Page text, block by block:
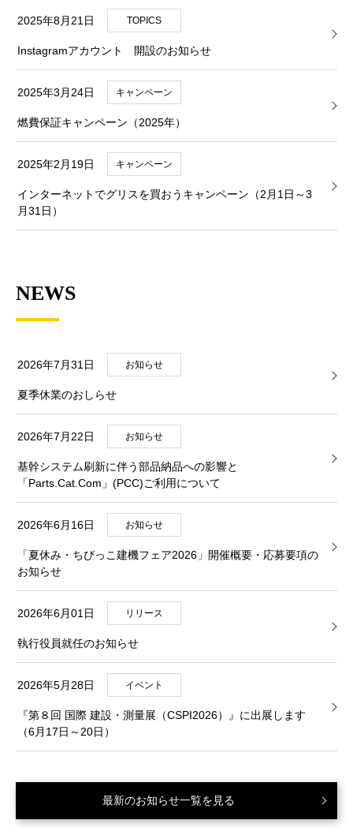
2025年8月21日 TOPICS
Instagramアカウント 開設のお知らせ
2025年3月24日 キャンペーン
燃費保証キャンペーン（2025年）
2025年2月19日 キャンペーン
インターネットでグリスを買おうキャンペーン（2月1日～3
月31日）
NEWS
2026年7月31日 お知らせ
夏季休業のおしらせ
2026年7月22日 お知らせ
基幹システム刷新に伴う部品納品への影響と
「Parts.Cat.Com」(PCC)ご利用について
2026年6月16日 お知らせ
「夏休み・ちびっこ建機フェア2026」開催概要・応募要項の
お知らせ
2026年6月01日 リリース
執行役員就任のお知らせ
2026年5月28日 イベント
『第８回 国際 建設・測量展（CSPI2026）』に出展します
（6月17日～20日）
最新のお知らせ一覧を見る